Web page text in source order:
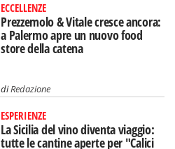
ECCELLENZE
Prezzemolo & Vitale cresce ancora:
a Palermo apre un nuovo food
store della catena
diRedazione
ESPERIENZE
La Sicilia del vino diventa viaggio:
tutte le cantine aperte per "Calici